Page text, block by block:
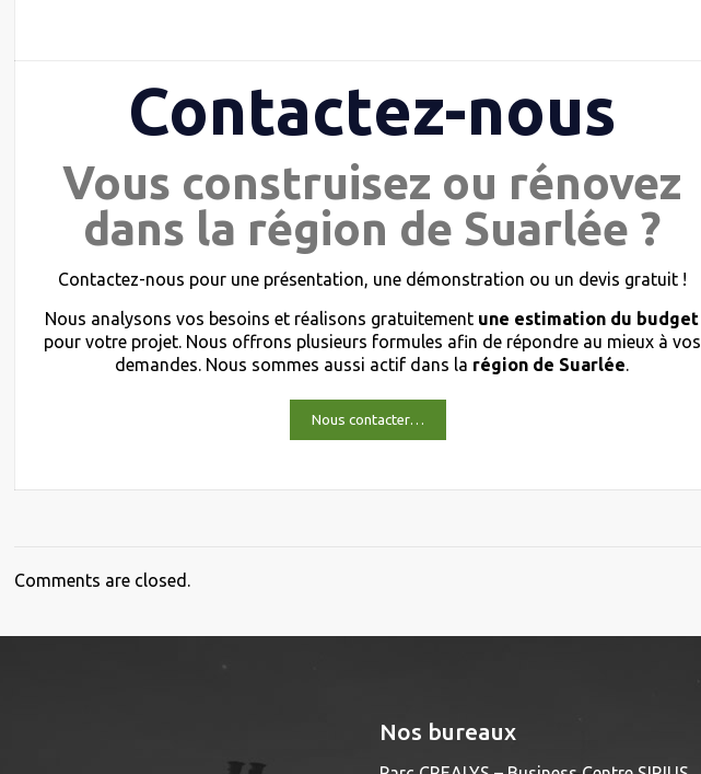
Contactez-nous
Vous construisez ou rénovez
dans la région de Suarlée ?
Contactez-nous pour une présentation, une démonstration ou un devis gratuit !
Nous analysons vos besoins et réalisons gratuitement une estimation du budget
pour votre projet. Nous offrons plusieurs formules afin de répondre au mieux à vos
demandes. Nous sommes aussi actif dans la région de Suarlée.
Nous contacter…
Comments are closed.
Nos bureaux